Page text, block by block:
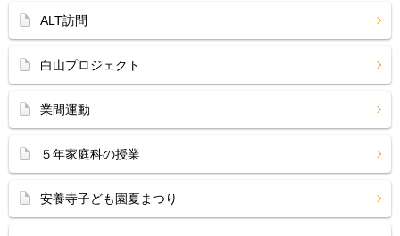
ALT訪問
白山プロジェクト
業間運動
５年家庭科の授業
安養寺子ども園夏まつり